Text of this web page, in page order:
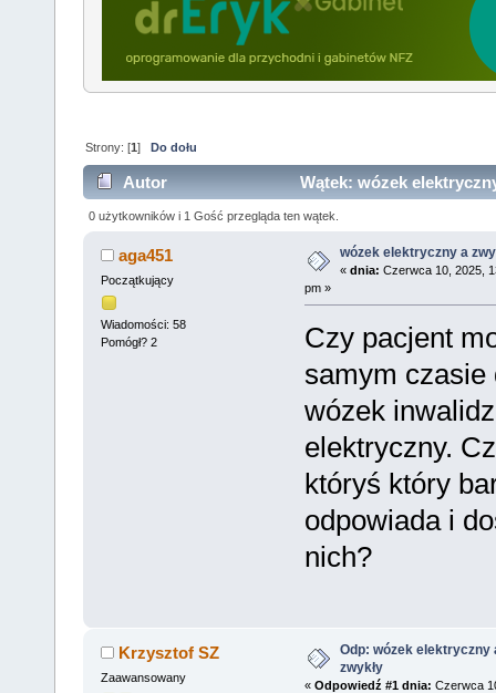
Strony: [1] Do dołu
Autor
Wątek: wózek
razy)
0 użytkowników i 1 Gość przegląda ten wątek.
aga451
Początkujący
Wiadomości: 58
Pomógł? 2
wózek elektryczny a
« dnia: Czerwca 10, 2025,
pm »
Czy pacjent
samym czasie
wózek
elektryczny.
któryś który
odpowiada i
nich?
Krzysztof SZ
Zaawansowany
Odp: wózek elektryczny
zwykły
« Odpowiedź #1 dnia: Czerwca